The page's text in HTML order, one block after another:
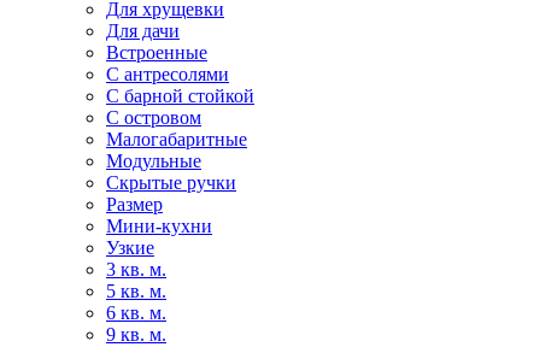
Для хрущевки
Для дачи
Встроенные
С антресолями
С барной стойкой
С островом
Малогабаритные
Модульные
Скрытые ручки
Размер
Мини-кухни
Узкие
3 кв. м.
5 кв. м.
6 кв. м.
9 кв. м.